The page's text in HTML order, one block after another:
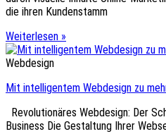
die ihren Kundenstamm
Weiterlesen »
Webdesign
Mit intelligentem Webdesign zu
Revolutionäres Webdesign: Der
Business Die Gestaltung Ihrer